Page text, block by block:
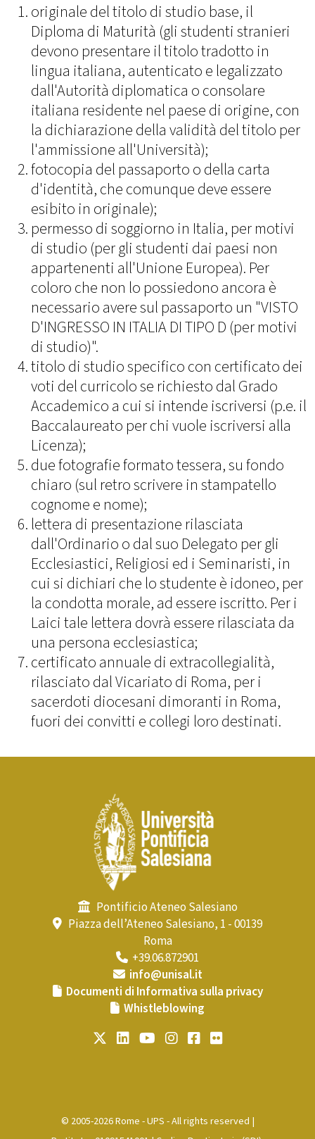
originale del titolo di studio base, il
Diploma di Maturità (gli studenti stranieri
devono presentare il titolo tradotto in
lingua italiana, autenticato e legalizzato
dall'Autorità diplomatica o consolare
italiana residente nel paese di origine, con
la dichiarazione della validità del titolo per
l'ammissione all'Università);
fotocopia del passaporto o della carta
d'identità, che comunque deve essere
esibito in originale);
permesso di soggiorno in Italia, per motivi
di studio (per gli studenti dai paesi non
appartenenti all'Unione Europea). Per
coloro che non lo possiedono ancora è
necessario avere sul passaporto un "VISTO
D'INGRESSO IN ITALIA DI TIPO D (per motivi
di studio)".
titolo di studio specifico con certificato dei
voti del curricolo se richiesto dal Grado
Accademico a cui si intende iscriversi (p.e. il
Baccalaureato per chi vuole iscriversi alla
Licenza);
due fotografie formato tessera, su fondo
chiaro (sul retro scrivere in stampatello
cognome e nome);
lettera di presentazione rilasciata
dall'Ordinario o dal suo Delegato per gli
Ecclesiastici, Religiosi ed i Seminaristi, in
cui si dichiari che lo studente è idoneo, per
la condotta morale, ad essere iscritto. Per i
Laici tale lettera dovrà essere rilasciata da
una persona ecclesiastica;
certificato annuale di extracollegialità,
rilasciato dal Vicariato di Roma, per i
sacerdoti diocesani dimoranti in Roma,
fuori dei convitti e collegi loro destinati.
Pontificio Ateneo Salesiano
Piazza dell’Ateneo Salesiano, 1 - 00139
Roma
+39.06.872901
info@unisal.it
Documenti di Informativa sulla privacy
Whistleblowing
© 2005-2026 Rome - UPS - All rights reserved |